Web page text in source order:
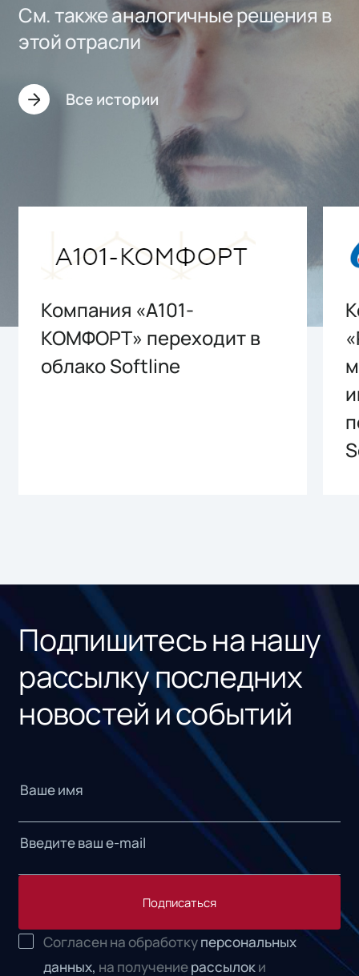
См. также аналогичные решения в
этой отрасли
Все истории
Компания «А101-
КОМФОРТ» переходит в
облако Softline
Подпишитесь на нашу
рассылку последних
новостей и событий
Подписаться
Согласен на обработкуперсональных
данных, на получениерассылоки